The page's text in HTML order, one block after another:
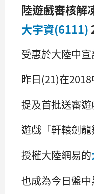
陸遊戲審核解
大宇資(6111)
受惠於大陸中
昨日(21)在
提及首批送審
遊戲「軒轅劍龍
授權大陸網易的
也成為今日盤